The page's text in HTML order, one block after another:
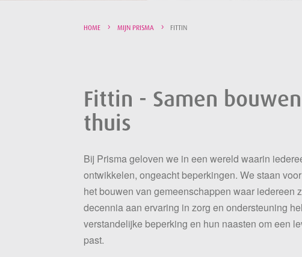
HOME MIJN PRISMA FITTIN
Fittin - Samen
thuis
Bij Prisma geloven we in een wereld waarin
ontwikkelen, ongeacht beperkingen. We staan
het bouwen van gemeenschappen waar iedereen
decennia aan ervaring in zorg en ondersteuning
verstandelijke beperking en hun naasten om een
past.